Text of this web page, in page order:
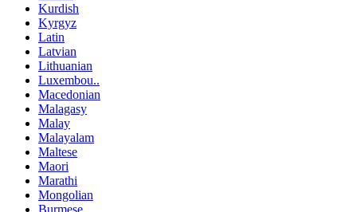
Kurdish
Kyrgyz
Latin
Latvian
Lithuanian
Luxembou..
Macedonian
Malagasy
Malay
Malayalam
Maltese
Maori
Marathi
Mongolian
Burmese